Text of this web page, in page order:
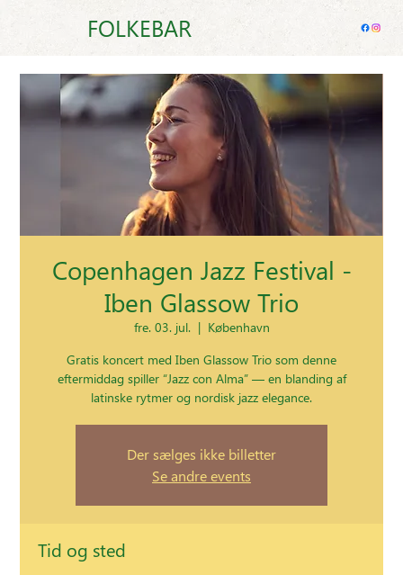
FOLKEBAR
Copenhagen Jazz Festival -
Iben Glassow Trio
fre. 03. jul.
  |
København
Gratis koncert med Iben Glassow Trio som denne
eftermiddag spiller “Jazz con Alma” — en blanding af
latinske rytmer og nordisk jazz elegance.
Der sælges ikke billetter
Se andre events
Tid og sted